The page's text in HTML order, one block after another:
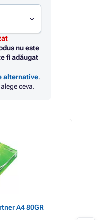
nu este
fi adăugat
alternative.
ceva.
A4 80GR